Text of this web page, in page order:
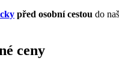
před osobní cestou do
ceny